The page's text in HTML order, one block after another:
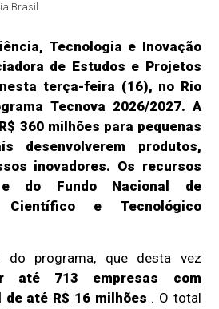
Brasil
Tecnologia e Inovação
de Estudos e Projetos
terça-feira (16), no Rio
Tecnova 2026/2027. A
360 milhões para pequenas
desenvolverem produtos,
inovadores. Os recursos
do Fundo Nacional de
Científico e Tecnológico
do programa, que desta vez
até 713 empresas com
até R$ 16 milhões . O total